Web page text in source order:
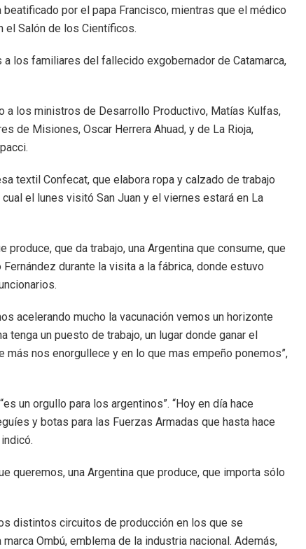
por el papa Francisco, mientras que el médico
el Salón de los Científicos.
los familiares del fallecido exgobernador de Catamarca,
a los ministros de Desarrollo Productivo, Matías Kulfas,
de Misiones, Oscar Herrera Ahuad, y de La Rioja,
textil Confecat, que elabora ropa y calzado de trabajo
el lunes visitó San Juan y el viernes estará en La
produce, que da trabajo, una Argentina que consume, que
durante la visita a la fábrica, donde estuvo
acelerando mucho la vacunación vemos un horizonte
tenga un puesto de trabajo, un lugar donde ganar el
nos enorgullece y en lo que mas empeño ponemos”,
un orgullo para los argentinos”. “Hoy en día hace
y botas para las Fuerzas Armadas que hasta hace
queremos, una Argentina que produce, que importa sólo
distintos circuitos de producción en los que se
Ombú, emblema de la industria nacional. Además,